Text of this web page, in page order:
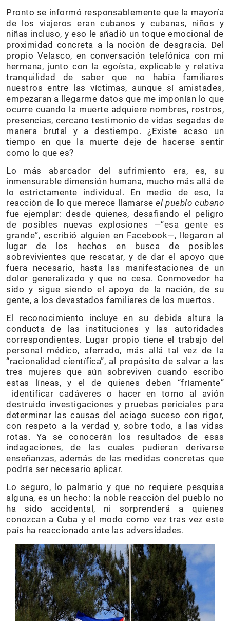
Pronto se informó responsablemente que la mayoría
de los viajeros eran cubanos y cubanas, niños y
niñas incluso, y eso le añadió un toque emocional de
proximidad concreta a la noción de desgracia. Del
propio Velasco, en conversación telefónica con mi
hermana, junto con la egoísta, explicable y relativa
tranquilidad de saber que no había familiares
nuestros entre las víctimas, aunque sí amistades,
empezaran a llegarme datos que me imponían lo que
ocurre cuando la muerte adquiere nombres, rostros,
presencias, cercano testimonio de vidas segadas de
manera brutal y a destiempo. ¿Existe acaso un
tiempo en que la muerte deje de hacerse sentir
como lo que es?
Lo más abarcador del sufrimiento era, es, su
inmensurable dimensión humana, mucho más allá de
lo estrictamente individual. En medio de eso, la
reacción de lo que merece llamarseel pueblo cubano
fue ejemplar: desde quienes, desafiando el peligro
de posibles nuevas explosiones —“esa gente es
grande”, escribió alguien en Facebook—, llegaron al
lugar de los hechos en busca de posibles
sobrevivientes que rescatar, y de dar el apoyo que
fuera necesario, hasta las manifestaciones de un
dolor generalizado y que no cesa. Conmovedor ha
sido y sigue siendo el apoyo de la nación, de su
gente, a los devastados familiares de los muertos.
El reconocimiento incluye en su debida altura la
conducta de las instituciones y las autoridades
correspondientes. Lugar propio tiene el trabajo del
personal médico, aferrado, más allá tal vez de la
“racionalidad científica”, al propósito de salvar a las
tres mujeres que aún sobreviven cuando escribo
estas líneas, y el de quienes deben “fríamente”
identificar cadáveres o hacer en torno al avión
destruido investigaciones y pruebas periciales para
determinar las causas del aciago suceso con rigor,
con respeto a la verdad y, sobre todo, a las vidas
rotas. Ya se conocerán los resultados de esas
indagaciones, de las cuales pudieran derivarse
enseñanzas, además de las medidas concretas que
podría ser necesario aplicar.
Lo seguro, lo palmario y que no requiere pesquisa
alguna, es un hecho: la noble reacción del pueblo no
ha sido accidental, ni sorprenderá a quienes
conozcan a Cuba y el modo como vez tras vez este
país ha reaccionado ante las adversidades.